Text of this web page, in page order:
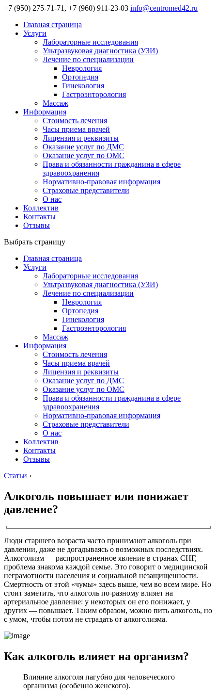
+7 (950) 275-71-71, +7 (960) 911-23-03 info@centromed42.ru
Главная страница
Услуги
Лабораторные исследования
Ультразвуковая диагностика (УЗИ)
Лечение по специализации
Неврология
Ортопедия
Гинекология
Гастроэнторология
Массаж
Информация
Стоимость лечения
Часы приема врачей
Лицензия и реквизиты
Оказание услуг по ДМС
Оказание услуг по ОМС
Права и обязанности гражданина в сфере
здравоохранения
Нормативно-правовая информация
Страховые представители
О нас
Коллектив
Контакты
Отзывы
Выбрать страницу
Главная страница
Услуги
Лабораторные исследования
Ультразвуковая диагностика (УЗИ)
Лечение по специализации
Неврология
Ортопедия
Гинекология
Гастроэнторология
Массаж
Информация
Стоимость лечения
Часы приема врачей
Лицензия и реквизиты
Оказание услуг по ДМС
Оказание услуг по ОМС
Права и обязанности гражданина в сфере
здравоохранения
Нормативно-правовая информация
Страховые представители
О нас
Коллектив
Контакты
Отзывы
Статьи ›
Алкоголь повышает или понижает
давление?
Люди старшего возраста часто принимают алкоголь при
давлении, даже не догадываясь о возможных последствиях.
Алкоголизм — распространенное явление в странах СНГ,
проблема знакома каждой семье. Это говорит о медицинской
неграмотности населения и социальной незащищенности.
Смертность от этой «чумы» здесь выше, чем во всем мире. Но
стоит заметить, что алкоголь по-разному влияет на
артериальное давление: у некоторых он его понижает, у
других — повышает. Таким образом, можно пить алкоголь, но
с умом, чтобы потом не страдать от алкоголизма.
Как алкоголь влияет на организм?
Влияние алкоголя пагубно для человеческого
организма (особенно женского).